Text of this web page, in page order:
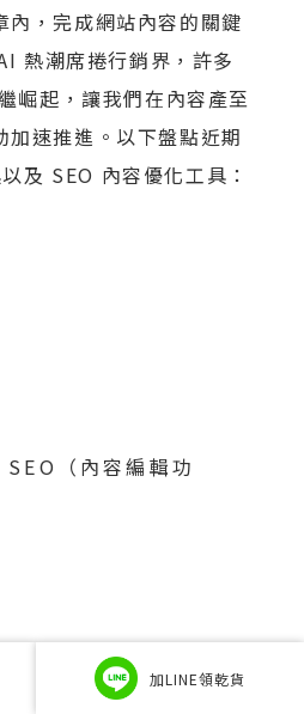
加LINE領乾貨
內，完成網站內容的關鍵
熱潮席捲行銷界，許多
崛起，讓我們在內容產至
加速推進。以下盤點近期
及 SEO 內容優化工具：
（內容編輯功
人知道 AI 寫文軟體，採
礎開發，具備產出邏輯